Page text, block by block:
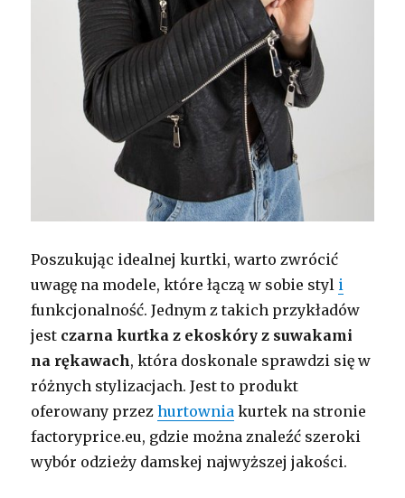
Poszukując idealnej kurtki, warto zwrócić
uwagę na modele, które łączą w sobie styl i
funkcjonalność. Jednym z takich przykładów
jest czarna kurtka z ekoskóry z suwakami
na rękawach, która doskonale sprawdzi się w
różnych stylizacjach. Jest to produkt
oferowany przezhurtownia kurtek na stronie
factoryprice.eu, gdzie można znaleźć szeroki
wybór odzieży damskej najwyższej jakości.